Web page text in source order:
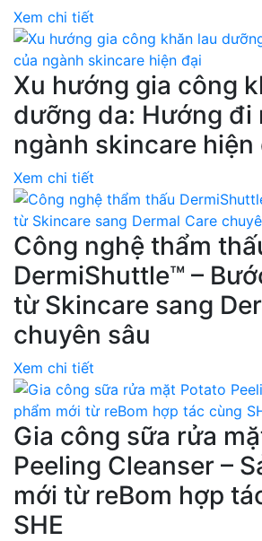
Xem chi tiết
Xu hướng gia công
dưỡng da: Hướng đi
ngành skincare hiện
Xem chi tiết
Công nghệ thẩm
DermiShuttle™ –
từ Skincare sang
chuyên sâu
Xem chi tiết
Gia công sữa rửa
Peeling Cleanser –
mới từ reBom hợp
SHE